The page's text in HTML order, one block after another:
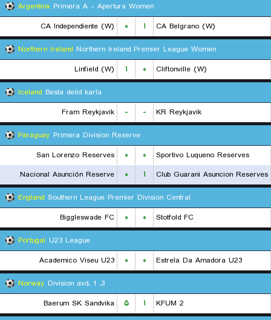
Argentina Primera A - Apertura Women
CA Independiente (W)
۰ ۱
CA Belgrano (W)
Northern Ireland Northern Ireland Premier League Women
Linfield (W)
۱ ۰
Cliftonville (W)
Iceland Besta deild karla
Fram Reykjavik
- -
KR Reykjavik
Paraguay Primera Division Reserve
San Lorenzo Reserves
۰ ۰
Sportivo Luqueno Reserves
Nacional Asunción Reserve
۰ ۱
Club Guarani Asuncion Reserves
England Southern League Premier Division Central
Biggleswade FC
۰ ۰
Stotfold FC
Portugal U23 League
Academico Viseu U23
۰ ۰
Estrela Da Amadora U23
Norway
3. Division avd. 1
Baerum SK Sandvika
۵ ۱
KFUM 2